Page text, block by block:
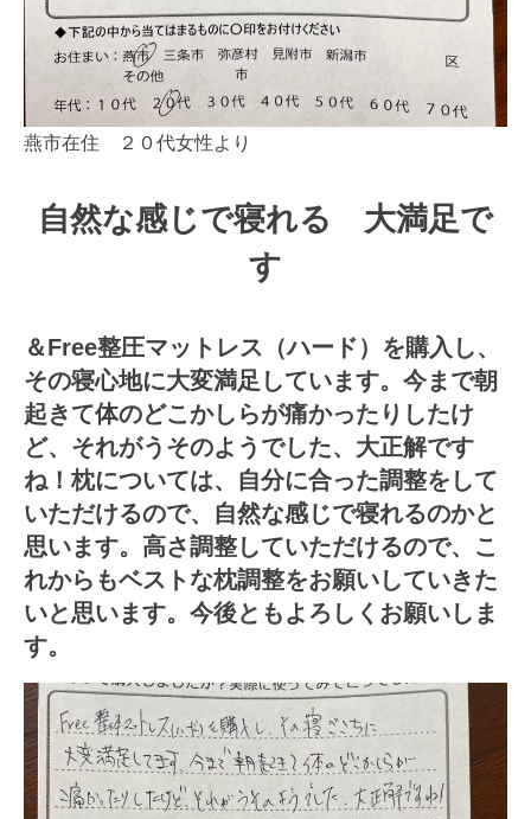
燕市在住 ２０代女性より
自然な感じで寝れる 大満足で
す
＆Free整圧マットレス（ハード）を購入し、
その寝心地に大変満足しています。今まで朝
起きて体のどこかしらが痛かったりしたけ
ど、それがうそのようでした、大正解です
ね！枕については、自分に合った調整をして
いただけるので、自然な感じで寝れるのかと
思います。高さ調整していただけるので、こ
れからもベストな枕調整をお願いしていきた
いと思います。今後ともよろしくお願いしま
す。